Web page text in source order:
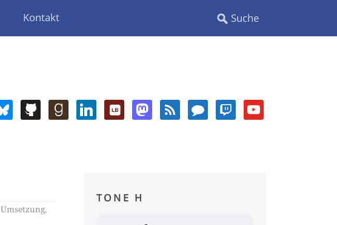
Kontakt
Umsetzung,
TONE H